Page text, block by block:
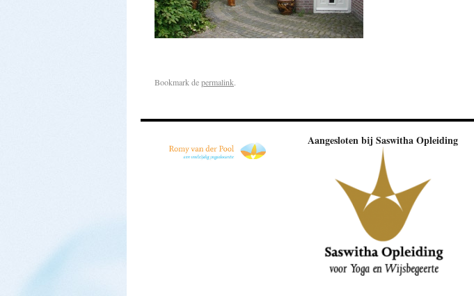
Bookmark depermalink.
Aangesloten bij Saswitha Opleiding